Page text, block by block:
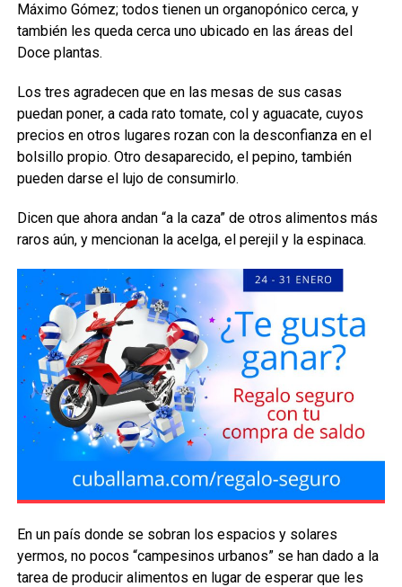
Máximo Gómez; todos tienen un organopónico cerca, y
también les queda cerca uno ubicado en las áreas del
Doce plantas.
Los tres agradecen que en las mesas de sus casas
puedan poner, a cada rato tomate, col y aguacate, cuyos
precios en otros lugares rozan con la desconfianza en el
bolsillo propio. Otro desaparecido, el pepino, también
pueden darse el lujo de consumirlo.
Dicen que ahora andan “a la caza” de otros alimentos más
raros aún, y mencionan la acelga, el perejil y la espinaca.
En un país donde se sobran los espacios y solares
yermos, no pocos “campesinos urbanos” se han dado a la
tarea de producir alimentos en lugar de esperar que les